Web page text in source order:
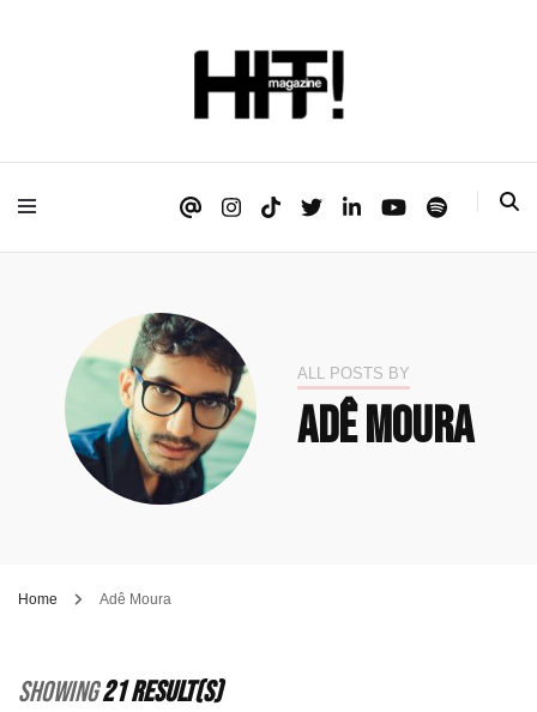
HIT!Magazine
ALL POSTS BY
Adê Moura
Home Adê Moura
Showing21 Result(s)